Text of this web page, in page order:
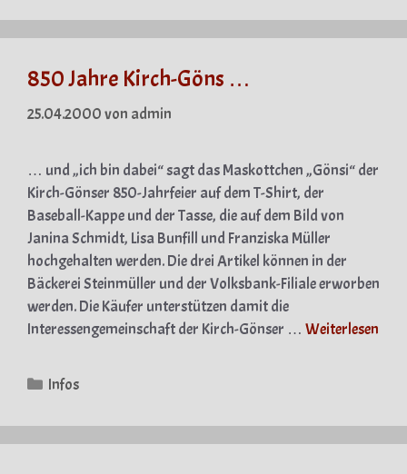
850 Jahre Kirch-Göns …
25.04.2000von admin
… und „ich bin dabei“ sagt das Maskottchen „Gönsi“ der
Kirch-Gönser 850-Jahrfeier auf dem T-Shirt, der
Baseball-Kappe und der Tasse, die auf dem Bild von
Janina Schmidt, Lisa Bunfill und Franziska Müller
hochgehalten werden. Die drei Artikel können in der
Bäckerei Steinmüller und der Volksbank-Filiale erworben
werden. Die Käufer unterstützen damit die
Interessengemeinschaft der Kirch-Gönser … Weiterlesen
Kategorien
Infos